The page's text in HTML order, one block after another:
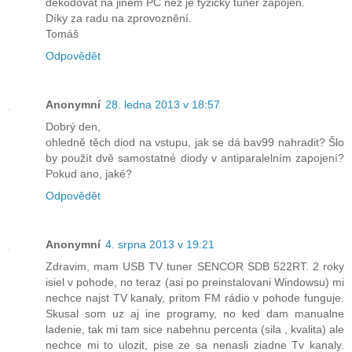
Díky za radu na zprovoznění.
Tomáš
Odpovědět
Anonymní 28. ledna 2013 v 18:57
Dobrý den,
ohledně těch diod na vstupu, jak se dá bav99 nahradit? Šlo
by použít dvě samostatné diody v antiparalelním zapojení?
Pokud ano, jaké?
Odpovědět
Anonymní 4. srpna 2013 v 19:21
Zdravim, mam USB TV tuner SENCOR SDB 522RT. 2 roky
isiel v pohode, no teraz (asi po preinstalovani Windowsu) mi
nechce najst TV kanaly, pritom FM rádio v pohode funguje.
Skusal som uz aj ine programy, no ked dam manualne
ladenie, tak mi tam sice nabehnu percenta (sila , kvalita) ale
nechce mi to ulozit, pise ze sa nenasli ziadne Tv kanaly.